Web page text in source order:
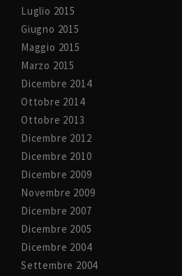
Luglio 2015
Giugno 2015
Maggio 2015
Marzo 2015
Dicembre 2014
Ottobre 2014
Ottobre 2013
Dicembre 2012
Dicembre 2010
Dicembre 2009
Novembre 2009
Dicembre 2007
Dicembre 2005
Dicembre 2004
Settembre 2004